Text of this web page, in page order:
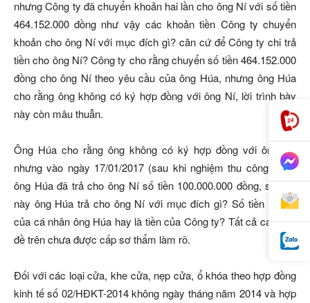
nhưng Công ty đã chuyển khoản hai lần cho ông Ní với số tiền
464.152.000 đồng như vậy các khoản tiền Công ty chuyển
khoản cho ông Ní với mục đích gì? căn cứ để Công ty chi trả
tiền cho ông Ní? Công ty cho rằng chuyển số tiền 464.152.000
đồng cho ông Ní theo yêu cầu của ông Húa, nhưng ông Húa
cho rằng ông không có ký hợp đồng với ông Ní, lời trình bày
này còn mâu thuẫn.
Ông Húa cho rằng ông không có ký hợp đồng với ông Ní,
nhưng vào ngày 17/01/2017 (sau khi nghiệm thu công trình)
ông Húa đã trả cho ông Ní số tiền 100.000.000 đồng, số tiền
này ông Húa trả cho ông Ní với mục đích gì? Số tiền này là
của cá nhân ông Húa hay là tiền của Công ty? Tất cả các vấn
đề trên chưa được cấp sơ thẩm làm rõ.
Đối với các loại cửa, khe cửa, nẹp cửa, ổ khóa theo hợp đồng
kinh tế số 02/HĐKT-2014 không ngày tháng năm 2014 và hợp